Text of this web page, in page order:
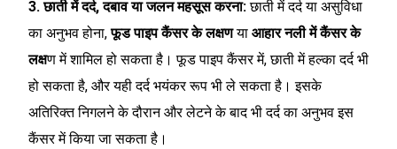
3. छाती में दर्द, दबाव या जलन महसूस करना:छाती में दर्द या असुविधा
का अनुभव होना,फूड पाइप कैंसर के लक्षणया आहार नली में कैंसर के
लक्षण में शामिल हो सकता है। फूड पाइप कैंसर में, छाती में हल्का दर्द भी
हो सकता है, और यही दर्द भयंकर रूप भी ले सकता है। इसके
अतिरिक्त निगलने के दौरान और लेटने के बाद भी दर्द का अनुभव इस
कैंसर में किया जा सकता है।